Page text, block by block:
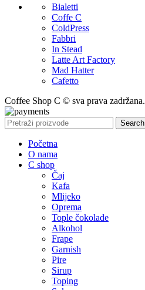
Bialetti
Coffe C
ColdPress
Fabbri
In Stead
Latte Art Factory
Mad Hatter
Cafetto
Coffee Shop C © sva prava zadržana.
Search
Početna
O nama
C shop
Čaj
Kafa
Mlijeko
Oprema
Tople čokolade
Alkohol
Frape
Garnish
Pire
Sirup
Toping